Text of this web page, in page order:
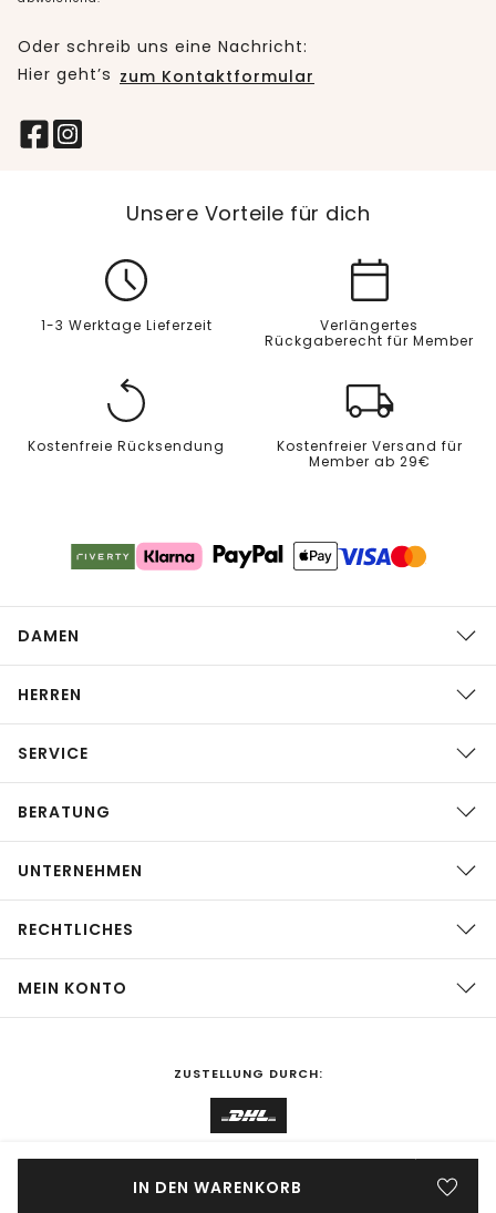
IN DEN WARENKORB
Oder schreib uns eine Nachricht:
Hier geht’s zum Kontaktformular
Unsere Vorteile für dich
1-3 Werktage Lieferzeit
Verlängertes
Rückgaberecht für Member
Kostenfreie Rücksendung
Kostenfreier Versand für
Member ab 29€
DAMEN
HERREN
SERVICE
BERATUNG
UNTERNEHMEN
RECHTLICHES
MEIN KONTO
ZUSTELLUNG DURCH:
EINKAUFEN IN Deutschland